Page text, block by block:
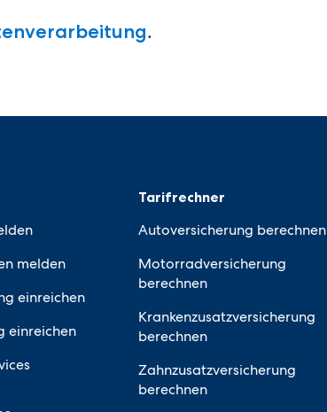
.
melden
einreichen
einreichen
Tarifrechner
Autoversicherung berechnen
Motorradversicherung
berechnen
Krankenzusatzversicherung
berechnen
Zahnzusatzversicherung
berechnen